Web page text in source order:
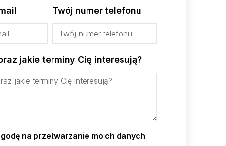
Twój numer telefonu
jakie terminy Cię interesują?
na przetwarzanie moich danych